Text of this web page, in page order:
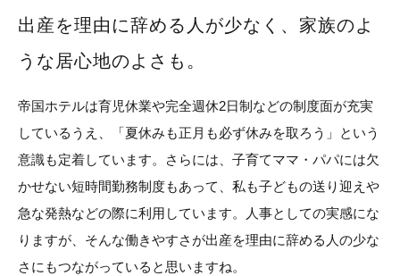
出産を理由に辞める人が少なく、家族のよ
うな居心地のよさも。
帝国ホテルは育児休業や完全週休2日制などの制度面が充実
しているうえ、「夏休みも正月も必ず休みを取ろう」という
意識も定着しています。さらには、子育てママ・パパには欠
かせない短時間勤務制度もあって、私も子どもの送り迎えや
急な発熱などの際に利用しています。人事としての実感にな
りますが、そんな働きやすさが出産を理由に辞める人の少な
さにもつながっていると思いますね。